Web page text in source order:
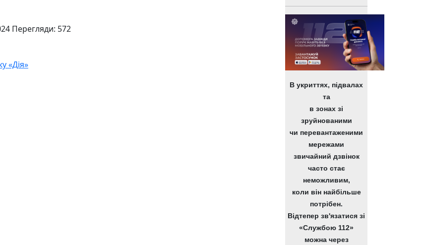
Перегляди: 572
«Дія»
«Чернігівський обласний науковий ліцей» Чернігівської обласної ради на 2025/2026 н. р.
закладу «Чернігівський обласний науковий ліцей» Чернігівської обласної ради на 2023/2024 н. р.
В укриттях, підвалах
та
в зонах зі
зруйнованими
чи перевантаженими
мережами
звичайний дзвінок
часто стає
неможливим,
коли він найбільше
потрібен.
Відтепер зв'язатися зі
«Службою 112»
можна через